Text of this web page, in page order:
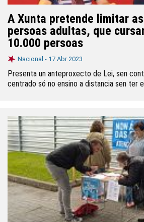
A Xunta pretende limitar
persoas adultas, que
10.000 persoas
Nacional - 17 Abr 2023
Presenta un anteproxecto de Lei, sen
centrado só no ensino a distancia sen ter